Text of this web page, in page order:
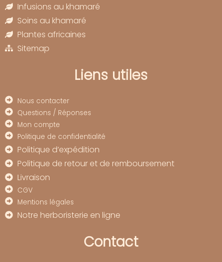
Infusions au khamaré
Soins au khamaré
Plantes africaines
Sitemap
Liens utiles
Nous contacter
Questions / Réponses
Mon compte
Politique de confidentialité
Politique d’expédition
Politique de retour et de remboursement
Livraison
CGV
Mentions légales
Notre herboristerie en ligne
Contact